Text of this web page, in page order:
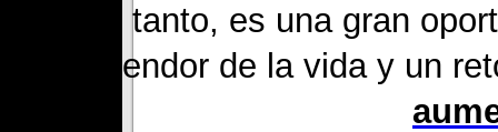
por tanto, es una gran
esplendor de la vida y un